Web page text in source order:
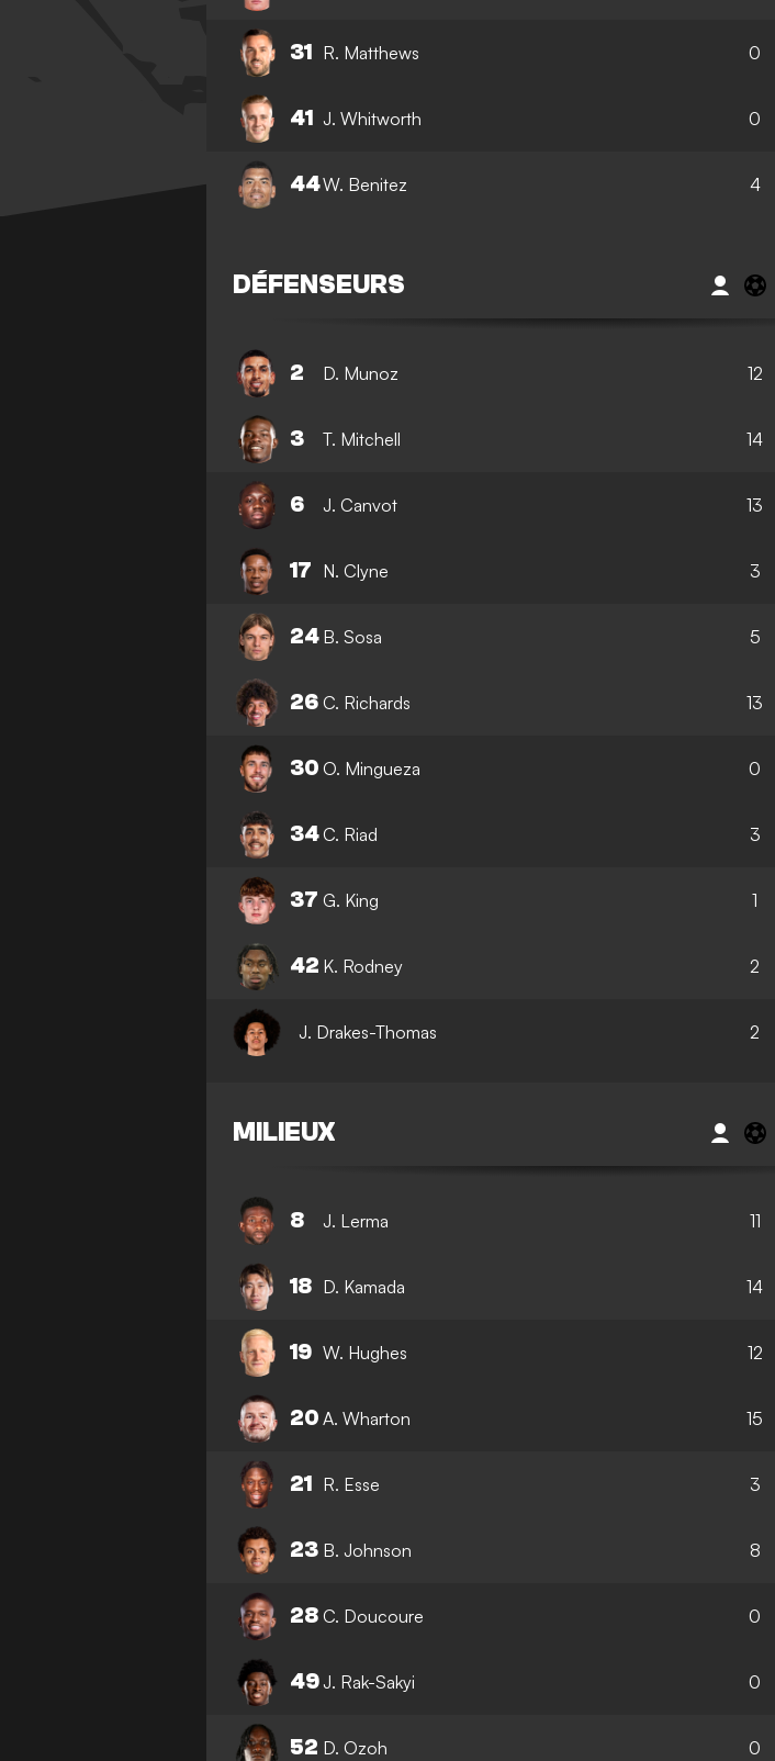
31 R. Matthews 0
41 J. Whitworth 0
44W. Benitez 4
DÉFENSEURS
2 D. Munoz 12
3 T. Mitchell 14
6 J. Canvot 13
17 N. Clyne 3
24 B. Sosa 5
26 C. Richards 13
30 O. Mingueza 0
34 C. Riad 3
37 G. King 1
42 K. Rodney 2
J. Drakes-Thomas 2
MILIEUX
8 J. Lerma 11
18 D. Kamada 14
19 W. Hughes 12
20 A. Wharton 15
21 R. Esse 3
23 B. Johnson 8
28 C. Doucoure 0
49J. Rak-Sakyi 0
52 D. Ozoh 0